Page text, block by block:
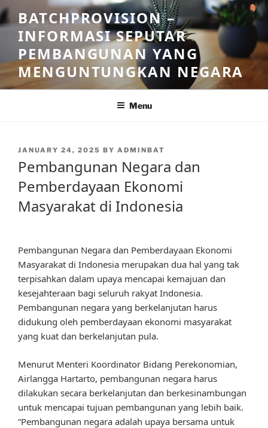
Skip
to
content
BATCHPROVISION –
INFORMASI SEPUTAR
PEMBANGUNAN YANG
MENGUNTUNGKAN NEGARA
Menu
POSTED
JANUARY 24, 2025 BY ADMINBAT
Pembangunan Negara dan
Pemberdayaan Ekonomi
Masyarakat di Indonesia
Pembangunan Negara dan Pemberdayaan Ekonomi
Masyarakat di Indonesia merupakan dua hal yang tak
terpisahkan dalam upaya mencapai kemajuan dan
kesejahteraan bagi seluruh rakyat Indonesia.
Pembangunan negara yang berkelanjutan harus
didukung oleh pemberdayaan ekonomi masyarakat
yang kuat dan berkelanjutan pula.
Menurut Menteri Koordinator Bidang Perekonomian,
Airlangga Hartarto, pembangunan negara harus
dilakukan secara berkelanjutan dan berkesinambungan
untuk mencapai tujuan pembangunan yang lebih baik.
“Pembangunan negara adalah upaya bersama untuk